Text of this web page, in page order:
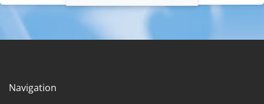
Navigation